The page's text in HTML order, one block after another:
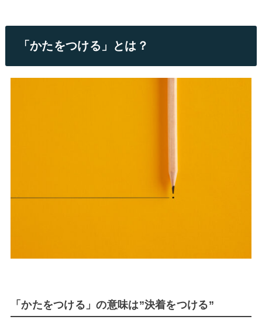
「かたをつける」とは？
「かたをつける」の意味は”決着をつける”